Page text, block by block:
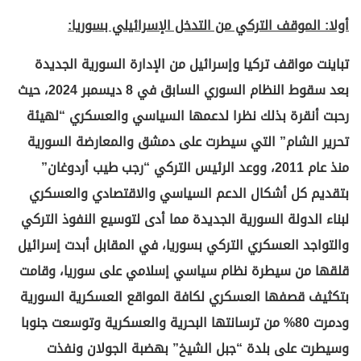
أولا: الموقف التركي من التدخل الإسرائيلي بسوريا:
تباينت مواقف تركيا وإسرائيل من الإدارة السورية الجديدة
بعد سقوط النظام السوري السابق في 8 ديسمبر 2024، حيث
رحبت أنقرة بذلك نظرا لدعمها السياسي والعسكري “لهيئة
تحرير الشام” التي سيطرت على دمشق والمعارضة السورية
منذ عام 2011، ووعد الرئيس التركي “رجب طيب أردوغان”
بتقديم كل أشكال الدعم السياسي والاقتصادي والعسكري
لبناء الدولة السورية الجديدة مما أدى لتوسيع النفوذ التركي
والتواجد العسكري التركي بسوريا، في المقابل أبدت إسرائيل
قلقها من سيطرة نظام سياسي إسلامي على سوريا، وقامت
بتكثيف قصفها العسكري لكافة المواقع العسكرية السورية
ودمرت 80% من ترسانتها البحرية والعسكرية وتوسعت جنوبا
وسيطرت على بلدة “جبل الشيخ” بهضبة الجولان ونفذت